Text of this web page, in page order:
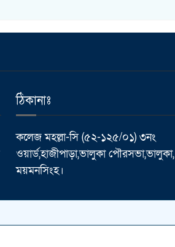
ঠিকানাঃ
কলেজ মহল্লা-সি (৫২-১২৫/০১) ৩নং
ওয়ার্ড,হাজীপাড়া,ভালুকা পৌরসভা,ভালুকা,
ময়মনসিংহ।